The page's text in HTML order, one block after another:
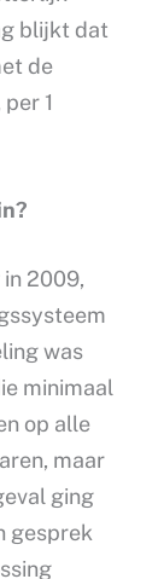
blijkt dat
de
1
2009,
was
minimaal
op alle
maar
ging
gesprek